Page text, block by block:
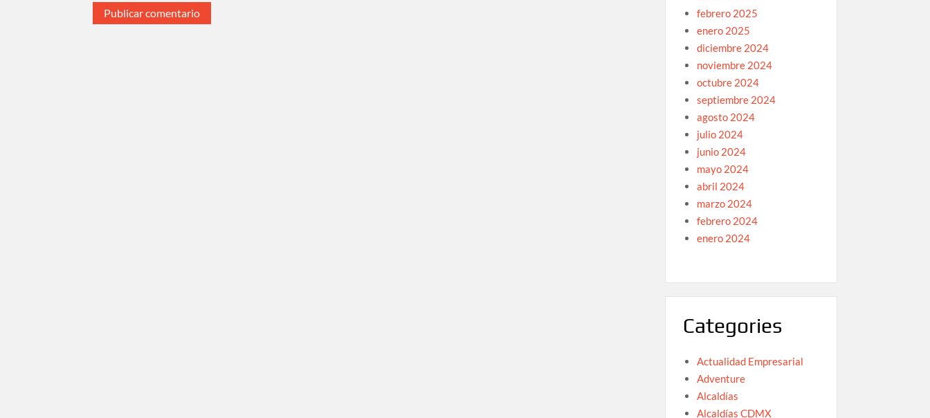
febrero 2025
enero 2025
diciembre 2024
noviembre 2024
octubre 2024
septiembre 2024
agosto 2024
julio 2024
junio 2024
mayo 2024
abril 2024
marzo 2024
febrero 2024
enero 2024
Categories
Actualidad Empresarial
Adventure
Alcaldías
Alcaldías CDMX